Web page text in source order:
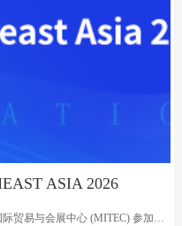
ASIA 2026
金连接将于 2026年5月5 日-7日在马来西亚国际贸易与会展中心 (MITEC) 参加SEMICON Southeast Asia 2026, 诚邀各位莅临N2157号展位互动交流。